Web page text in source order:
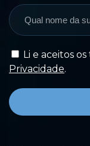
Li e aceitos
Privacidade.